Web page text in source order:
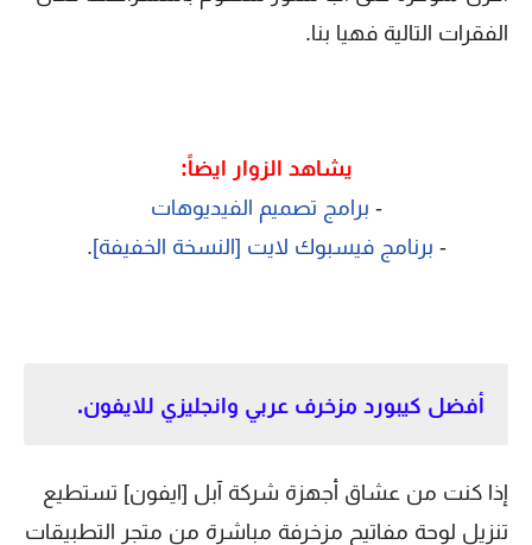
الفقرات التالية فهيا بنا.
يشاهد الزوار ايضاً:
- برامج تصميم الفيديوهات
- برنامج فيسبوك لايت [النسخة الخفيفة].
أفضل كيبورد مزخرف عربي وانجليزي للايفون.
إذا كنت من عشاق أجهزة شركة آبل [ايفون] تستطيع
تنزيل لوحة مفاتيح مزخرفة مباشرة من متجر التطبيقات